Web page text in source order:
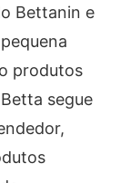
Bettanin e
produtos
segue